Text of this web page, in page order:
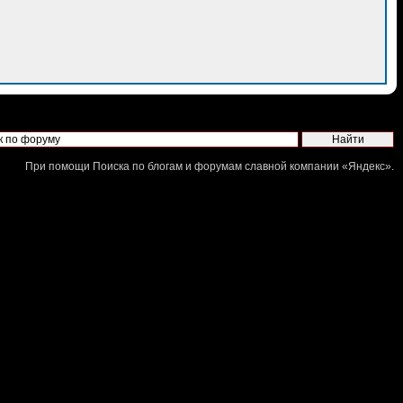
При помощи Поиска по блогам и форумам славной компании «Яндекс».